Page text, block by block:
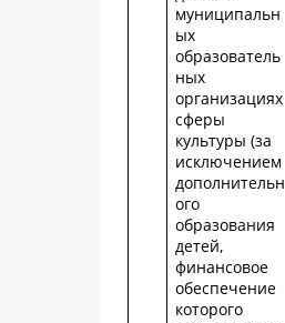
муниципальн
ых
образователь
ных
организациях
сферы
культуры (за
исключением
дополнительн
ого
образования
детей,
финансовое
обеспечение
которого